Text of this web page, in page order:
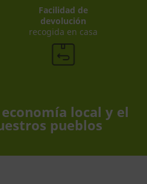
Facilidad de
devolución
recogida en casa
local y el
pueblos